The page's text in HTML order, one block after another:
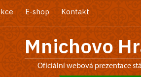
E-shop Kontakt
Mnichovo
oficiální webová prezentace